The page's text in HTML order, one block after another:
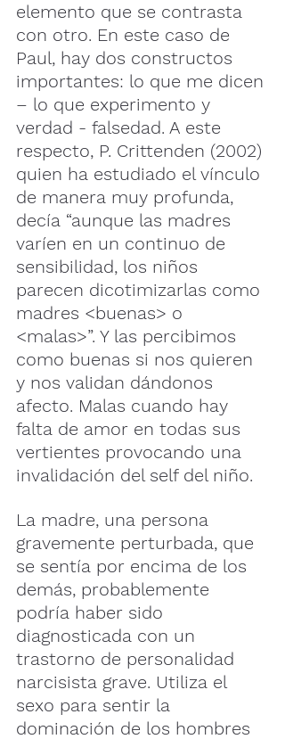
elemento que se contrasta
con otro. En este caso de
Paul, hay dos constructos
importantes: lo que me dicen
– lo que experimento y
verdad - falsedad. A este
respecto, P. Crittenden (2002)
quien ha estudiado el vínculo
de manera muy profunda,
decía “aunque las madres
varíen en un continuo de
sensibilidad, los niños
parecen dicotimizarlas como
madres <buenas> o
<malas>”. Y las percibimos
como buenas si nos quieren
y nos validan dándonos
afecto. Malas cuando hay
falta de amor en todas sus
vertientes provocando una
invalidación del self del niño.
La madre, una persona
gravemente perturbada, que
se sentía por encima de los
demás, probablemente
podría haber sido
diagnosticada con un
trastorno de personalidad
narcisista grave. Utiliza el
sexo para sentir la
dominación de los hombres